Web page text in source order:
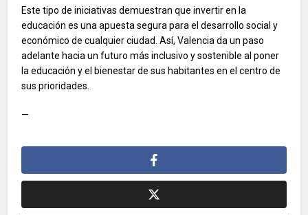
Este tipo de iniciativas demuestran que invertir en la
educación es una apuesta segura para el desarrollo social y
económico de cualquier ciudad. Así, Valencia da un paso
adelante hacia un futuro más inclusivo y sostenible al poner
la educación y el bienestar de sus habitantes en el centro de
sus prioridades.
—